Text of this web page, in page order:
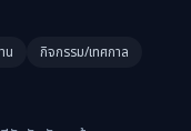
น
กิจกรรม/เทศกาล